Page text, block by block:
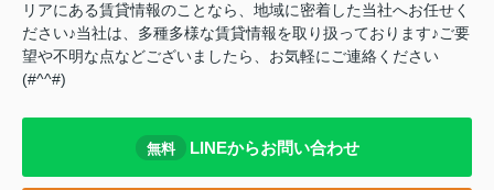
リアにある賃貸情報のことなら、地域に密着した当社へお任せく
ださい♪当社は、多種多様な賃貸情報を取り扱っております♪ご要
望や不明な点などございましたら、お気軽にご連絡ください
(#^^#)
無料 LINEからお問い合わせ